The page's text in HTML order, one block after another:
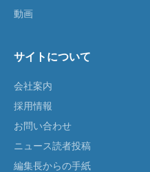
動画
サイトについて
会社案内
採用情報
お問い合わせ
ニュース読者投稿
編集長からの手紙